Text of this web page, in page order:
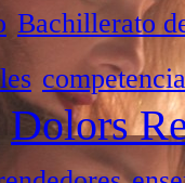
Bachillerato
Dolors